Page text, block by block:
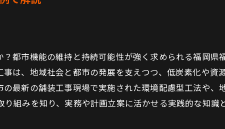
都市機能の維持と持続可能性が強く求められる福岡県
は、地域社会と都市の発展を支えつつ、低炭素化や資
最新の舗装工事現場で実施された環境配慮型工法や、
組みを知り、実務や計画立案に活かせる実践的な知識